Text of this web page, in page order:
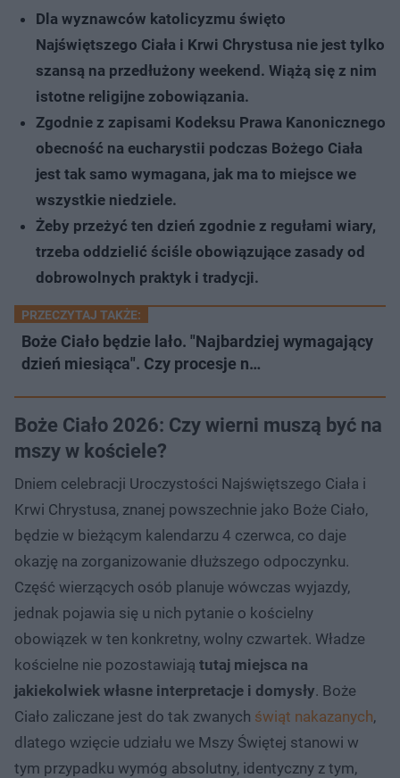
Dla wyznawców katolicyzmu święto
Najświętszego Ciała i Krwi Chrystusa nie jest tylko
szansą na przedłużony weekend. Wiążą się z nim
istotne religijne zobowiązania.
Zgodnie z zapisami Kodeksu Prawa Kanonicznego
obecność na eucharystii podczas Bożego Ciała
jest tak samo wymagana, jak ma to miejsce we
wszystkie niedziele.
Żeby przeżyć ten dzień zgodnie z regułami wiary,
trzeba oddzielić ściśle obowiązujące zasady od
dobrowolnych praktyk i tradycji.
PRZECZYTAJ TAKŻE:
Boże Ciało będzie lało. "Najbardziej wymagający
dzień miesiąca". Czy procesje n…
Boże Ciało 2026: Czy wierni muszą być na
mszy w kościele?
Dniem celebracji Uroczystości Najświętszego Ciała i
Krwi Chrystusa, znanej powszechnie jako Boże Ciało,
będzie w bieżącym kalendarzu 4 czerwca, co daje
okazję na zorganizowanie dłuższego odpoczynku.
Część wierzących osób planuje wówczas wyjazdy,
jednak pojawia się u nich pytanie o kościelny
obowiązek w ten konkretny, wolny czwartek. Władze
kościelne nie pozostawiają tutaj miejsca na
jakiekolwiek własne interpretacje i domysły. Boże
Ciało zaliczane jest do tak zwanych świąt nakazanych,
dlatego wzięcie udziału we Mszy Świętej stanowi w
tym przypadku wymóg absolutny, identyczny z tym,